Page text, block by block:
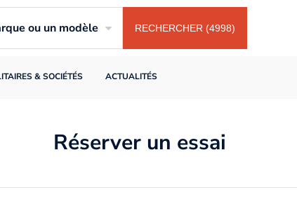
& SOCIÉTÉS ACTUALITÉS
ou un modèle RECHERCHER (4998)
Réserver un essai